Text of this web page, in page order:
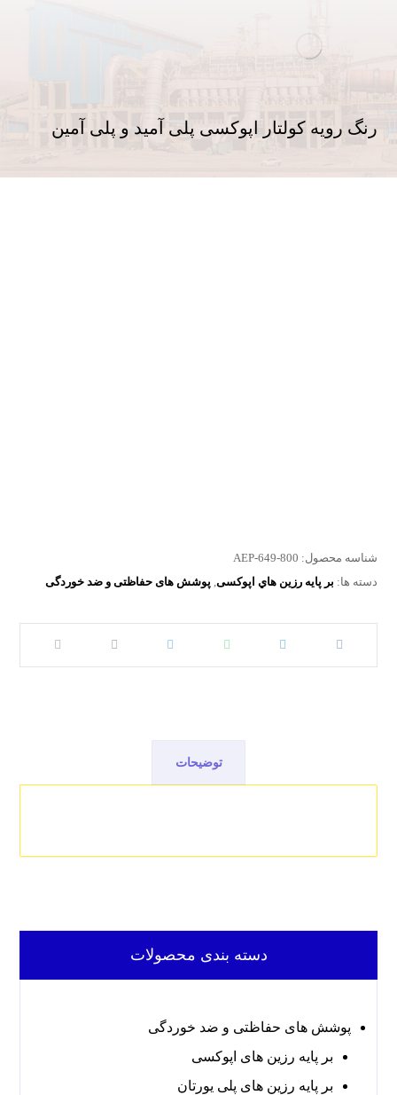
رنگ رویه کولتار اپوکسی پلی آمید و پلی آمین
شناسه محصول: AEP-649-800
دسته ها: بر پايه رزين هاي اپوکسی, پوشش های حفاظتی و ضد خوردگی
توضیحات
دسته بندی محصولات
پوشش های حفاظتی و ضد خوردگی
بر پایه رزین های اپوکسی
بر پایه رزین های پلی یورتان